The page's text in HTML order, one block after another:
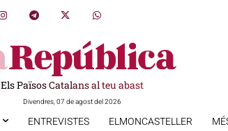
Els Països Catalans al teu abast
Divendres, 07 de agost del 2026
ENTREVISTES ELMONCASTELLER